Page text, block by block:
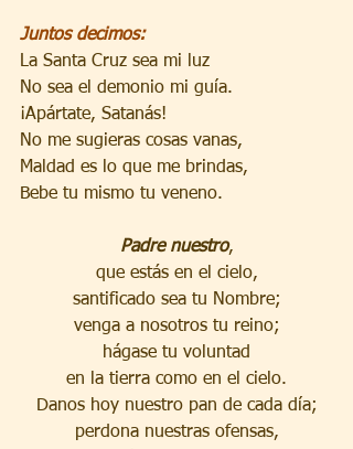
Juntos decimos:
La Santa Cruz sea mi luz
No sea el demonio mi guía.
¡Apártate, Satanás!
No me sugieras cosas vanas,
Maldad es lo que me brindas,
Bebe tu mismo tu veneno.
Padre nuestro,
que estás en el cielo,
santificado sea tu Nombre;
venga a nosotros tu reino;
hágase tu voluntad
en la tierra como en el cielo.
Danos hoy nuestro pan de cada día;
perdona nuestras ofensas,